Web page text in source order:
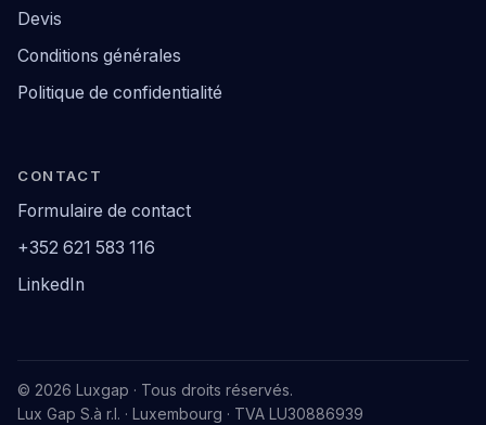
Devis
Conditions générales
Politique de confidentialité
CONTACT
Formulaire de contact
+352 621 583 116
LinkedIn
© 2026 Luxgap · Tous droits réservés.
Lux Gap S.à r.l. · Luxembourg · TVA LU30886939